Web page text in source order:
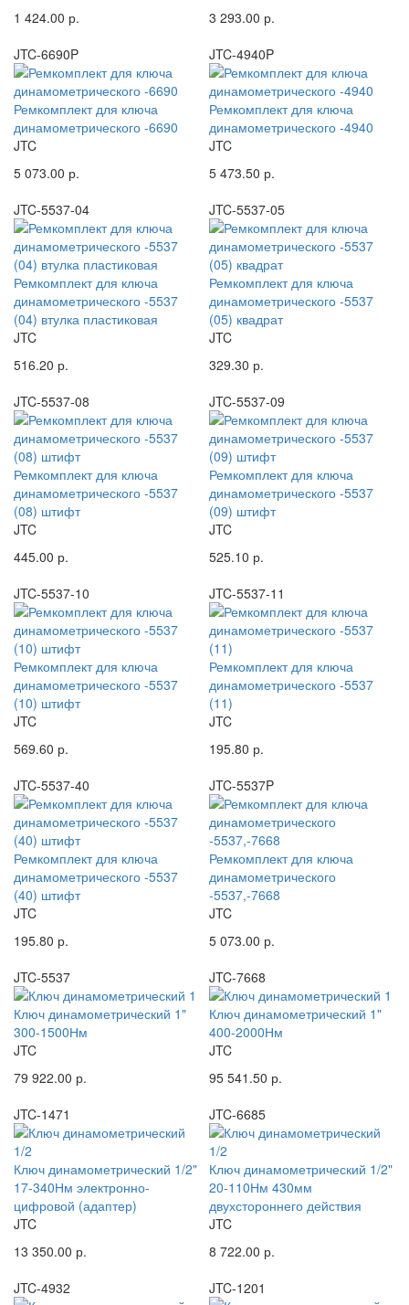
1 424.00 р.
3 293.00 р.
JTC-6690P
Ремкомплект для ключа
динамометрического -6690
JTC
5 073.00 р.
JTC-4940P
Ремкомплект для ключа
динамометрического -4940
JTC
5 473.50 р.
JTC-5537-04
Ремкомплект для ключа
динамометрического -5537
(04) втулка пластиковая
JTC
516.20 р.
JTC-5537-05
Ремкомплект для ключа
динамометрического -5537
(05) квадрат
JTC
329.30 р.
JTC-5537-08
Ремкомплект для ключа
динамометрического -5537
(08) штифт
JTC
445.00 р.
JTC-5537-09
Ремкомплект для ключа
динамометрического -5537
(09) штифт
JTC
525.10 р.
JTC-5537-10
Ремкомплект для ключа
динамометрического -5537
(10) штифт
JTC
569.60 р.
JTC-5537-11
Ремкомплект для ключа
динамометрического -5537
(11)
JTC
195.80 р.
JTC-5537-40
Ремкомплект для ключа
динамометрического -5537
(40) штифт
JTC
195.80 р.
JTC-5537P
Ремкомплект для ключа
динамометрического
-5537,-7668
JTC
5 073.00 р.
JTC-5537
Ключ динамометрический 1"
300-1500Нм
JTC
79 922.00 р.
JTC-7668
Ключ динамометрический 1"
400-2000Нм
JTC
95 541.50 р.
JTC-1471
Ключ динамометрический 1/2"
17-340Нм электронно-
цифровой (адаптер)
JTC
13 350.00 р.
JTC-6685
Ключ динамометрический 1/2"
20-110Нм 430мм
двухстороннего действия
JTC
8 722.00 р.
JTC-4932
JTC-1201